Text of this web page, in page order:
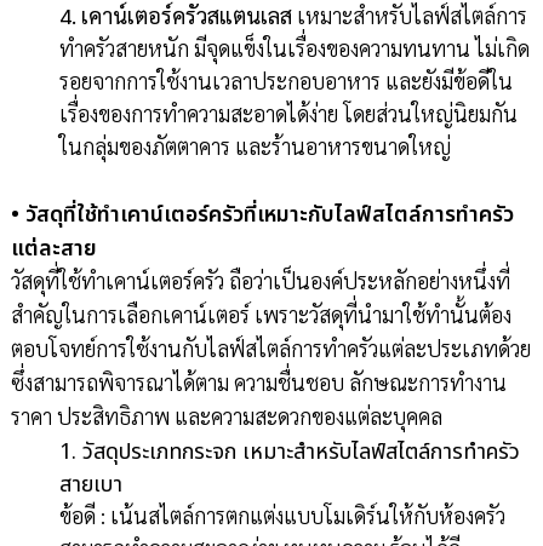
4. เคาน์เตอร์ครัวสแตนเลสเหมาะสำหรับไลฟ์สไตล์การ
ทำครัวสายหนัก มีจุดแข็งในเรื่องของความทนทาน ไม่เกิด
รอยจากการใช้งานเวลาประกอบอาหาร และยังมีข้อดีใน
เรื่องของการทำความสะอาดได้ง่าย โดยส่วนใหญ่นิยมกัน
ในกลุ่มของภัตตาคาร และร้านอาหารขนาดใหญ่
• วัสดุที่ใช้ทำเคาน์เตอร์ครัวที่เหมาะกับไลฟ์สไตล์การทำครัว
แต่ละสาย
วัสดุที่ใช้ทำเคาน์เตอร์ครัว ถือว่าเป็นองค์ประหลักอย่างหนึ่งที่
สำคัญในการเลือกเคาน์เตอร์ เพราะวัสดุที่นำมาใช้ทำนั้นต้อง
ตอบโจทย์การใช้งานกับไลฟ์สไตล์การทำครัวแต่ละประเภทด้วย
ซึ่งสามารถพิจารณาได้ตาม ความชื่นชอบ ลักษณะการทำงาน
ราคา ประสิทธิภาพ และความสะดวกของแต่ละบุคคล
1. วัสดุประเภทกระจก เหมาะสำหรับไลฟ์สไตล์การทำครัว
สายเบา
ข้อดี : เน้นสไตล์การตกแต่งแบบโมเดิร์นให้กับห้องครัว